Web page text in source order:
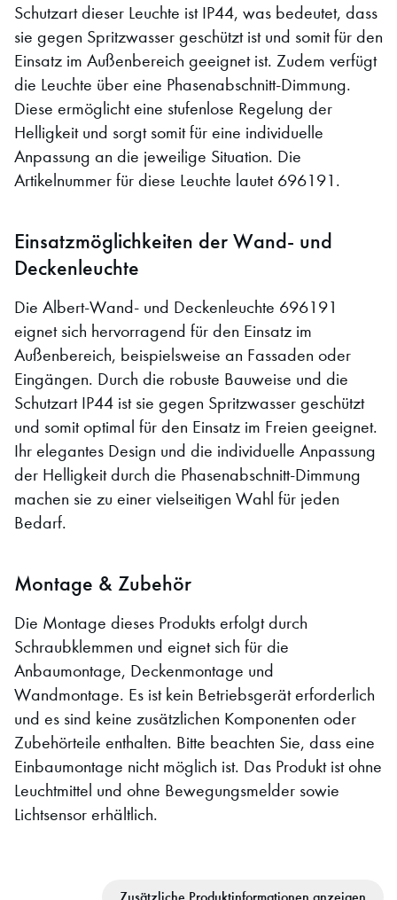
Schutzart dieser Leuchte ist IP44, was bedeutet, dass
sie gegen Spritzwasser geschützt ist und somit für den
Einsatz im Außenbereich geeignet ist. Zudem verfügt
die Leuchte über eine Phasenabschnitt-Dimmung.
Diese ermöglicht eine stufenlose Regelung der
Helligkeit und sorgt somit für eine individuelle
Anpassung an die jeweilige Situation. Die
Artikelnummer für diese Leuchte lautet 696191.
Einsatzmöglichkeiten der Wand- und
Deckenleuchte
Die Albert-Wand- und Deckenleuchte 696191
eignet sich hervorragend für den Einsatz im
Außenbereich, beispielsweise an Fassaden oder
Eingängen. Durch die robuste Bauweise und die
Schutzart IP44 ist sie gegen Spritzwasser geschützt
und somit optimal für den Einsatz im Freien geeignet.
Ihr elegantes Design und die individuelle Anpassung
der Helligkeit durch die Phasenabschnitt-Dimmung
machen sie zu einer vielseitigen Wahl für jeden
Bedarf.
Montage & Zubehör
Die Montage dieses Produkts erfolgt durch
Schraubklemmen und eignet sich für die
Anbaumontage, Deckenmontage und
Wandmontage. Es ist kein Betriebsgerät erforderlich
und es sind keine zusätzlichen Komponenten oder
Zubehörteile enthalten. Bitte beachten Sie, dass eine
Einbaumontage nicht möglich ist. Das Produkt ist ohne
Leuchtmittel und ohne Bewegungsmelder sowie
Lichtsensor erhältlich.